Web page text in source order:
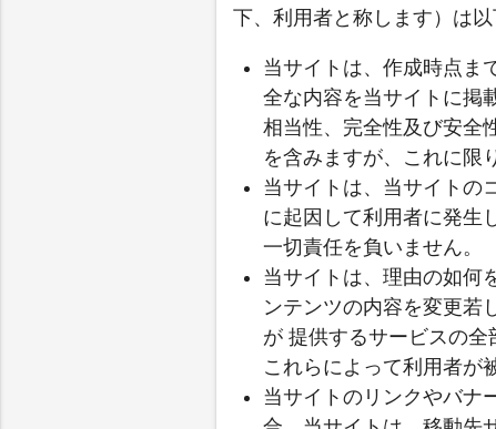
下、利用者と称します）は
当サイトは、作成時点ま
全な内容を当サイトに掲
相当性、完全性及び安全
を含みますが、これに限
当サイトは、当サイトの
に起因して利用者に発生
一切責任を負いません。
当サイトは、理由の如何
ンテンツの内容を変更若
が 提供するサービスの全
これらによって利用者が
当サイトのリンクやバナ